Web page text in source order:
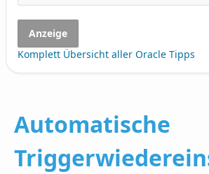
Anzeige
Komplett Übersicht aller Oracle Tipps
Automatische